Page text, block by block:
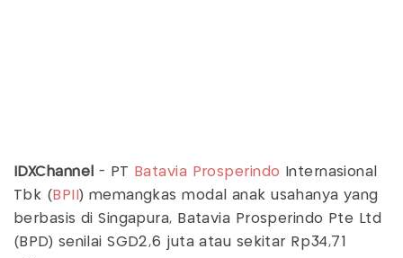
IDXChannel - PT Batavia Prosperindo Internasional
Tbk ( BPII ) memangkas modal anak usahanya yang
berbasis di Singapura, Batavia Prosperindo Pte Ltd
(BPD) senilai SGD2,6 juta atau sekitar Rp34,71